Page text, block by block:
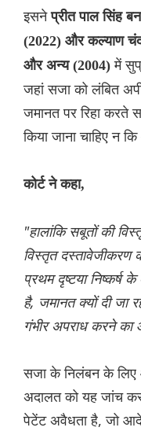
इसनेप्रीत पाल सिंह
(2022) और कल्याण
और अन्य (2004)में
जहां सजा को लंबित
जमानत पर रिहा करते
किया जाना चाहिए न
कोर्ट ने कहा,
"हालांकि सबूतों की
विस्तृत
प्रथम दृष्टया निष्कर्ष
है, जमानत क्यों दी जा
गंभीर अपराध करने का
सजा के निलंबन के लिए
अदालत को यह जांच
पेटेंट अवैधता है, जो